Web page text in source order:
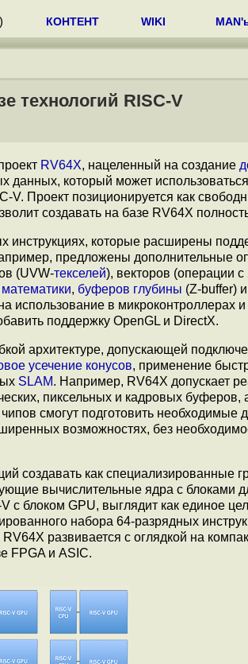
) КОНТЕНТ WIKI
технологий RISC-V
RV64X, нацеленный на создание
данных, который может
V. Проект позиционируется как
создавать на базе RV64X
инструкциях, которые расширены
предложены дополнительные
(UVW-текселей), векторов (операции
, буферов глубины (Z-buffer) и
использование в микроконтроллерах и
поддержку OpenGL и DirectX.
архитектуре, допускающей
усечение конусов, применение
SLAM. Например, RV64X допускает
пиксельных и кадровых буферов,
смогут подготовить необходимые
возможностях, без
создавать как специализированные
вычислительные ядра с блоками
блоком GPU, выглядит как единое
набора 64-разрядных
развивается с оглядкой на
FPGA и ASIC.